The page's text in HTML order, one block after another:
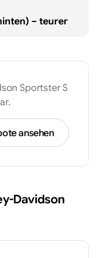
– teurer
Sportster S
ansehen
Davidson